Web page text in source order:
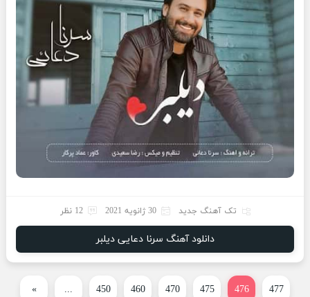
تک آهنگ جدید 30 ژانویه 2021 12 نظر
دانلود آهنگ سرنا دعایی دیلبر
» ... 450 460 470 475 476 477